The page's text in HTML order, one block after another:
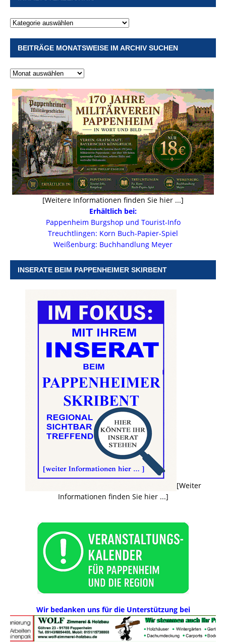
BEITRÄGE MONATSWEISE IM ARCHIV SUCHEN
[Weitere Informationen finden Sie hier ...]
Erhältlich bei:
Pappenheim Burgshop und Tourist-Info
Treuchtlingen: Korn Buch-Papier-Spiel
Weißenburg: Buchhandlung Meyer
INSERATE BEIM PAPPENHEIMER SKIRBENT
[Weiter
Informationen finden Sie hier ...]
Wir bedanken uns für die Unterstützung bei